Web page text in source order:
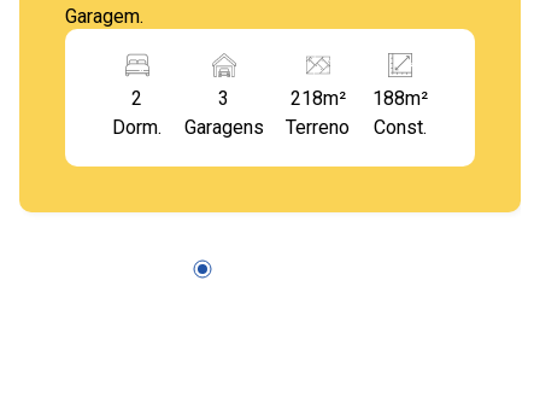
Garagem.
2
Dorm.
3
Garagens
218m²
Terreno
188m²
Const.